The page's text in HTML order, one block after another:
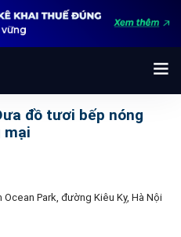
đồ tươi bếp nóng
mại
Park, đường Kiêu Kỵ, Hà Nội